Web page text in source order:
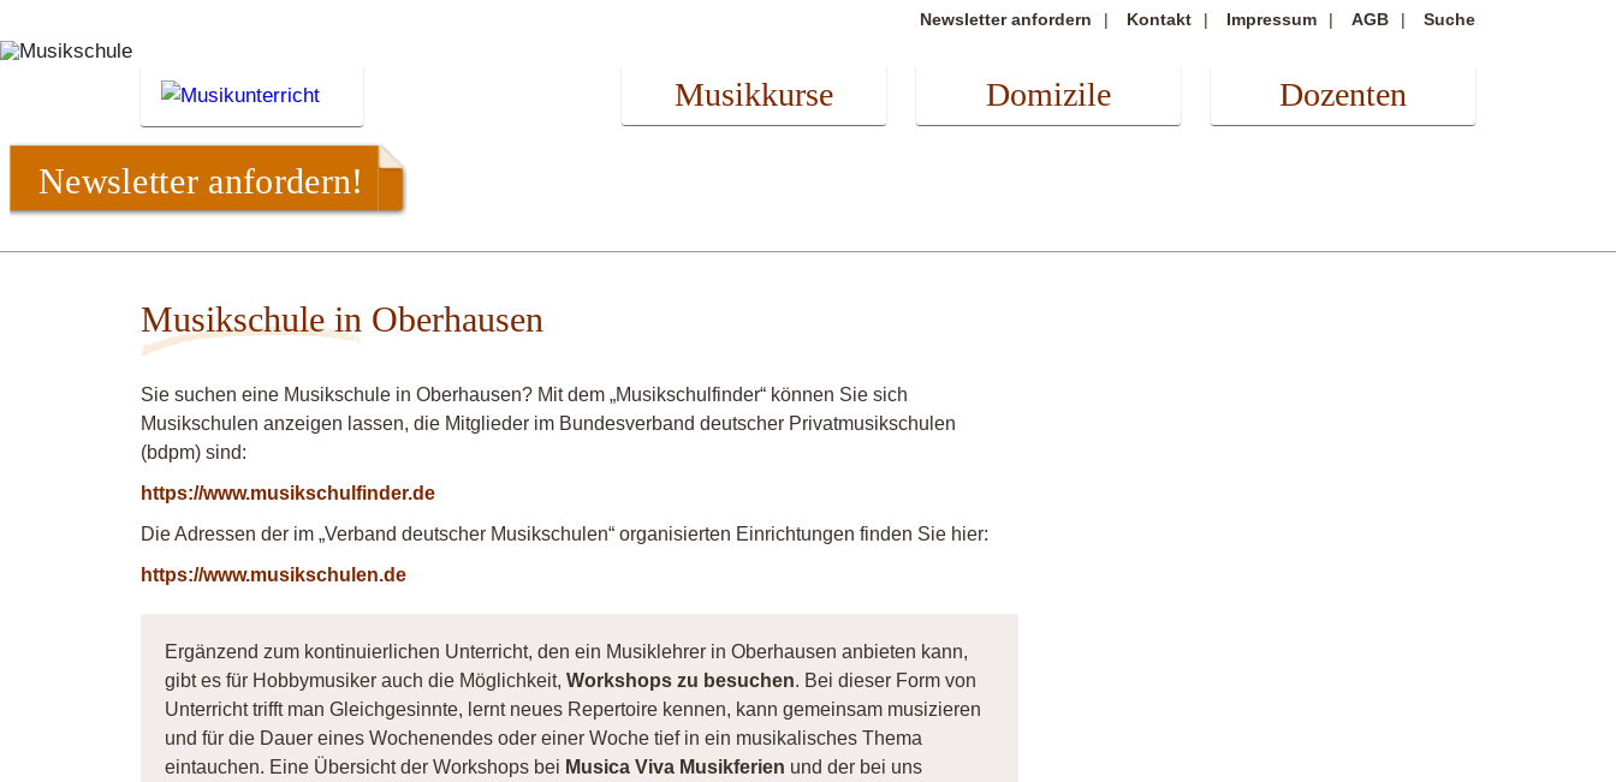
Newsletter anfordern Kontakt Impressum AGB Suche
Musikkurse Domizile Dozenten
Newsletter anfordern!
Musikschule in Oberhausen
Sie suchen eine Musikschule in Oberhausen? Mit dem „Musikschulfinder“ können Sie sich
Musikschulen anzeigen lassen, die Mitglieder im Bundesverband deutscher Privatmusikschulen
(bdpm) sind:
https://www.musikschulfinder.de
Die Adressen der im „Verband deutscher Musikschulen“ organisierten Einrichtungen finden Sie hier:
https://www.musikschulen.de
Ergänzend zum kontinuierlichen Unterricht, den ein Musiklehrer in Oberhausen anbieten kann,
gibt es für Hobbymusiker auch die Möglichkeit, Workshops zu besuchen. Bei dieser Form von
Unterricht trifft man Gleichgesinnte, lernt neues Repertoire kennen, kann gemeinsam musizieren
und für die Dauer eines Wochenendes oder einer Woche tief in ein musikalisches Thema
eintauchen. Eine Übersicht der Workshops bei Musica Viva Musikferien und der bei uns